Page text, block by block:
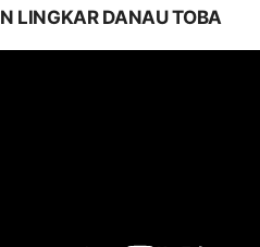
LINGKAR DANAU TOBA